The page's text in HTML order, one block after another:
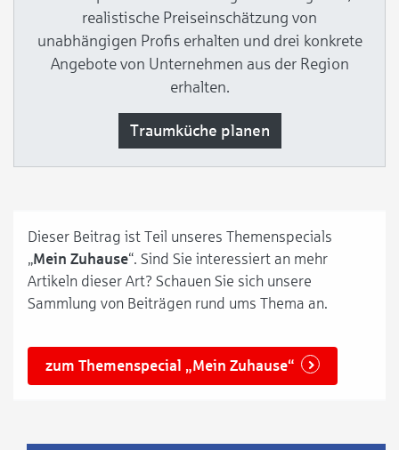
realistische Preiseinschätzung von
unabhängigen Profis erhalten und drei konkrete
Angebote von Unternehmen aus der Region
erhalten.
Traumküche planen
Dieser Beitrag ist Teil unseres Themenspecials
„Mein Zuhause“. Sind Sie interessiert an mehr
Artikeln dieser Art? Schauen Sie sich unsere
Sammlung von Beiträgen rund ums Thema an.
zum Themenspecial „Mein Zuhause“